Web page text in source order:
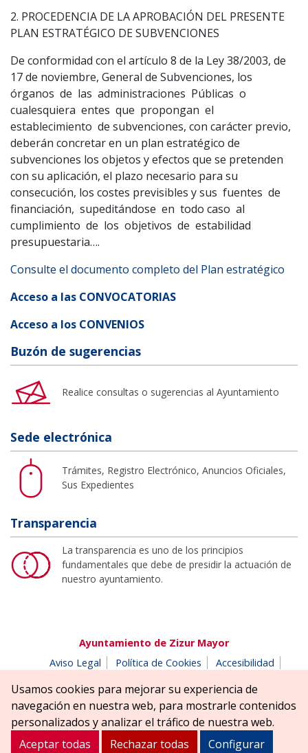
2. PROCEDENCIA DE LA APROBACIÓN DEL PRESENTE
PLAN ESTRATÉGICO DE SUBVENCIONES
De conformidad con el artículo 8 de la Ley 38/2003, de
17 de noviembre, General de Subvenciones, los
órganos de las administraciones Públicas o
cualesquiera entes que propongan el
establecimiento de subvenciones, con carácter previo,
deberán concretar en un plan estratégico de
subvenciones los objetos y efectos que se pretenden
con su aplicación, el plazo necesario para su
consecución, los costes previsibles y sus fuentes de
financiación, supeditándose en todo caso al
cumplimiento de los objetivos de estabilidad
presupuestaria….
Consulte el documento completo del Plan estratégico
Acceso a las CONVOCATORIAS
Acceso a los CONVENIOS
Buzón de sugerencias
Realice consultas o sugerencias al Ayuntamiento
Sede electrónica
Trámites, Registro Electrónico, Anuncios Oficiales,
Sus Expedientes
Transparencia
La transparencia es uno de los principios
fundamentales que debe de presidir la actuación de
nuestro ayuntamiento.
Ayuntamiento de Zizur Mayor
Aviso Legal
Política de Cookies
Accesibilidad
Parque Erreniega parkea, s/n | 31180 Zizur Mayor-Zizur
Nagusia (NAVARRA-NAFARROA)
Tel. 948 181900
ayuntamiento@zizurmayor.es
Usamos cookies para mejorar su experiencia de
navegación en nuestra web, para mostrarle contenidos
personalizados y analizar el tráfico de nuestra web.
Aceptar todas
Rechazar todas Configurar